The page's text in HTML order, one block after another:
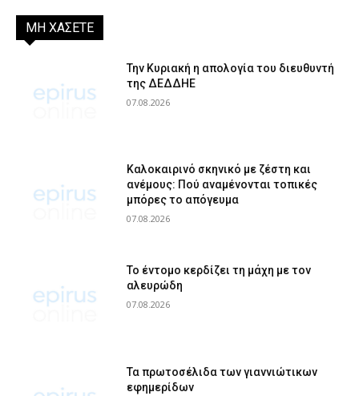
ΜΗ ΧΑΣΕΤΕ
Την Κυριακή η απολογία του διευθυντή
της ΔΕΔΔΗΕ
07.08.2026
Καλοκαιρινό σκηνικό με ζέστη και
ανέμους: Πού αναμένονται τοπικές
μπόρες το απόγευμα
07.08.2026
Το έντομο κερδίζει τη μάχη με τον
αλευρώδη
07.08.2026
Τα πρωτοσέλιδα των γιαννιώτικων
εφημερίδων